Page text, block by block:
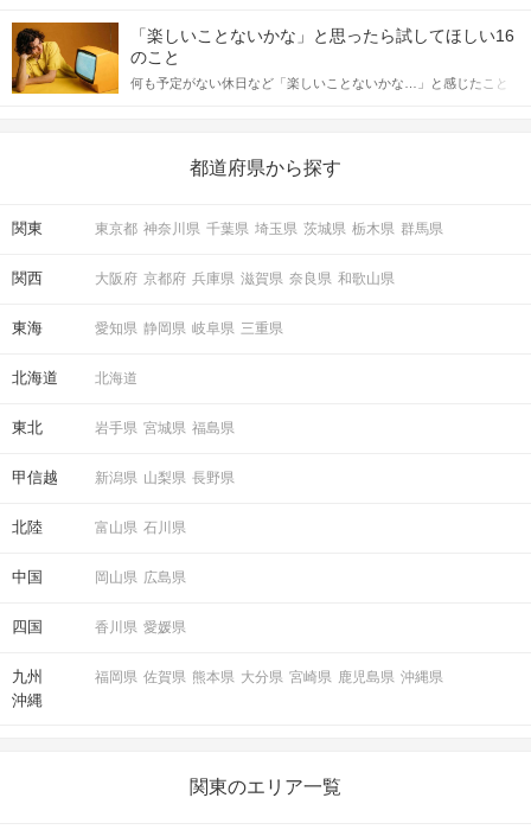
合にどのような行動に繋げるべきかをご紹介していきます。
しかし、中には「どう誘ったらいいの？」とお困りの男性もいら
っしゃるのではないでしょうか。 そこで今回は、男性から女性へ
送るLINEでのデートの誘い方のコツをご紹介します。例文も混じ
えながら解説するので、ぜひ参考にしてください。
「楽しいことないかな」と思ったら試してほしい16
のこと
何も予定がない休日など「楽しいことないかな…」と感じたこと
の楽しいことアイデアを集めました♪ いままさに楽しいことを探し
都道府県から探す
関東 東京都 神奈川県 千葉県 埼玉県 茨城県 栃木県 群馬県
関西 大阪府 京都府 兵庫県 滋賀県 奈良県 和歌山県
東海 愛知県 静岡県 岐阜県 三重県
北海道 北海道
東北 岩手県 宮城県 福島県
甲信越 新潟県 山梨県 長野県
北陸 富山県 石川県
中国 岡山県 広島県
四国 香川県 愛媛県
九州
沖縄
福岡県 佐賀県 熊本県 大分県 宮崎県 鹿児島県 沖縄県
関東のエリア一覧